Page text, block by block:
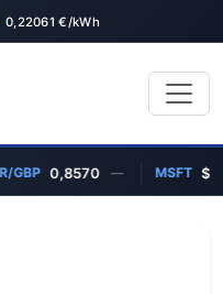
0,22061 €/kWh
0,8570 — MSFT